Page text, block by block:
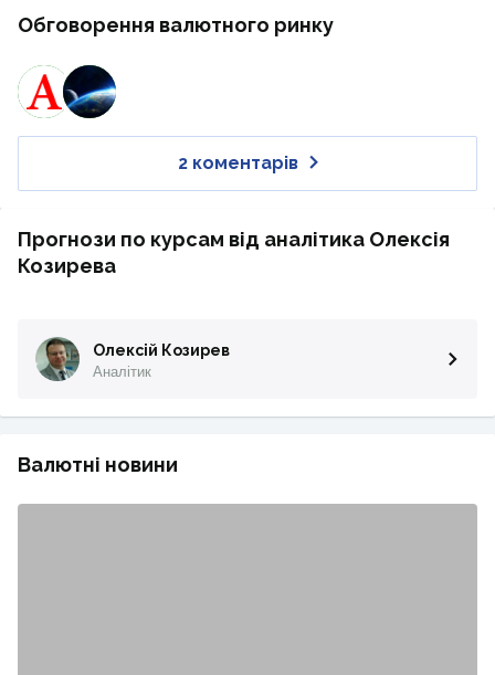
Обговорення валютного ринку
2 коментарів
Прогнози по курсам від аналітика Олексія
Козирева
Олексій Козирев
Аналітик
Валютні новини